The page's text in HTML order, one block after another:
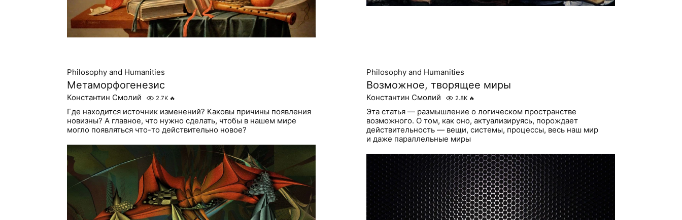
Philosophy and Humanities
Метаморфогенезис
Константин Смолий 2.7K 🔥
Где находится источник изменений? Каковы причины появления
новизны? А главное, что нужно сделать, чтобы в нашем мире
могло появляться что-то действительно новое?
Philosophy and Humanities
Возможное, творящее миры
Константин Смолий 2.8K 🔥
Эта статья — размышление о логическом пространстве
возможного. О том, как оно, актуализируясь, порождает
действительность — вещи, системы, процессы, весь наш мир
и даже параллельные миры